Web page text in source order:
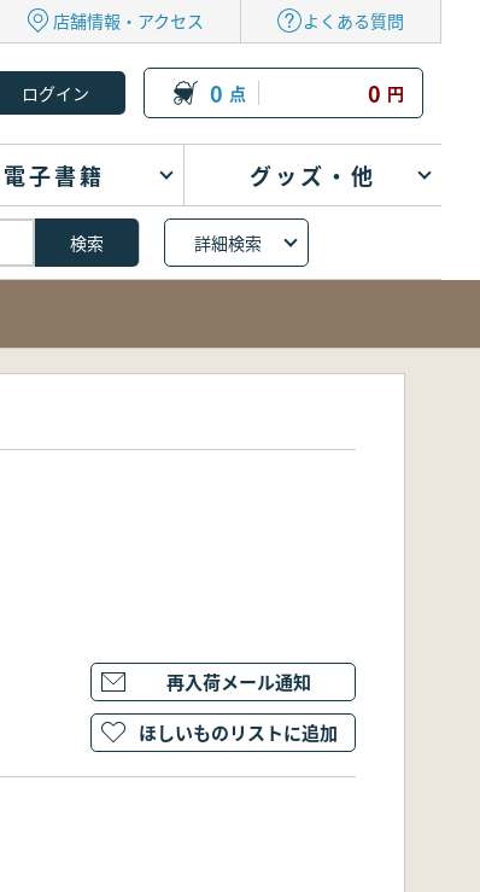
店舗情報・アクセス よくある質問
0 点 0 円
電子書籍 グッズ・他
詳細検索
再入荷メール通知
ほしいものリストに追加